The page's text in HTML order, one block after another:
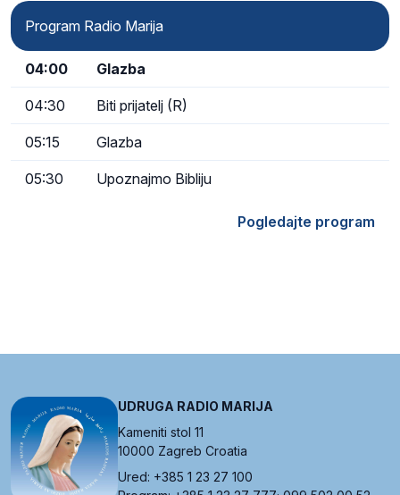
Program Radio Marija
04:00 Glazba
04:30 Biti prijatelj (R)
05:15 Glazba
05:30 Upoznajmo Bibliju
Pogledajte program
UDRUGA RADIO MARIJA
Kameniti stol 11
10000 Zagreb Croatia
Ured: +385 1 23 27 100